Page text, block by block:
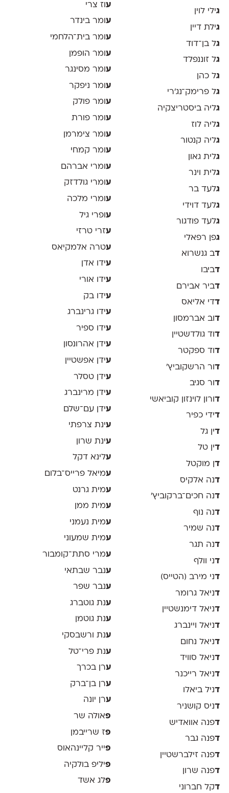
גילי לוין
גילת דיין
גל בן־דוד
גל זוננפלד
גל כהן
גל פרימק־נג׳רי
גליה ביסטריצקיה
גליה לוז
גליה קנטור
גלית גאון
גלית וינר
גלעד בר
גלעד דוידי
גלעד פודגור
גפן רפאלי
דב גנשרוא
דביבו
דביר אבירם
דדי אליאס
דוב אברמסון
דוד גולדשטיין
דוד ספקטר
דור הרשקוביץ׳
דור סגיב
דורון לוינזון קוביאשי
דידי כפיר
דין גל
דין טל
דן מוקטל
דנה אלקיס
דנה חכים־ברקוביץ׳
דנה נוף
דנה שמיר
דנה תגר
דני וולף
דני מירב (הטייס)
דניאל גרומר
דניאל דימנשטיין
דניאל ויינברג
דניאל נחום
דניאל סוויד
דניאל רייכנר
דניל ביאלו
דניס קושניר
דפנה אוואדיש
דפנה גבר
דפנה זילברשטיין
דפנה שרון
דקל חברוני
ע וז צרי
עומר בינדר
ע ומר בית־הלחמי
ע ומר הופמן
עומר מסינגר
ע ומר ניפקר
עומר פולק
ע ומר פורת
ע ומר צימרמן
עומר קמחי
ע ומרי אברהם
עומרי גולדזק
ע ומרי מלכה
עופרי גיל
עזרי טרזי
עטרה אלמקיאס
עידו אדן
עידו אורי
עידו בק
עידו גרינברג
עידו ספיר
עידן אהרונסון
עידן אפשטיין
עידן טסלר
עידן מרינברג
עידן עם־שלם
עינת צרפתי
עינת שרון
עלינא דקל
עמיאל פרייס־בלום
עמית גרנט
עמית ממן
עמית נעמני
עמית שמעוני
עמרי סתת־קומבור
ענבר שבתאי
ענבר שפר
ענת גוטברג
ענת גוטמן
ענת ורשבסקי
ענת פרי־טל
ערן בכרך
ערן בן־ברק
ערן יונה
פאולה שר
פז שרייבמן
פייר קליינהאוס
פיליפ בולקיה
פלג אשד